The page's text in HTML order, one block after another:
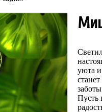
уюта
Пусть